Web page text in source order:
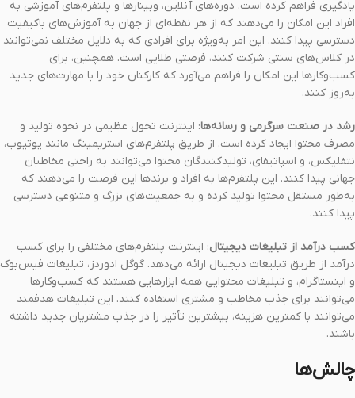
یادگیری فراهم کرده است. دوره‌های آنلاین، وبینارها و پلتفرم‌های آموزشی به
افراد این امکان را می‌دهند که از هر نقطه‌ای از جهان به آموزش‌های باکیفیت
دسترسی پیدا کنند. این امر به‌ویژه برای افرادی که به دلایل مختلف نمی‌توانند
در کلاس‌های سنتی شرکت کنند، فرصتی طلایی است. همچنین، برای
کسب‌وکارها این امکان را فراهم می‌آورد که کارکنان خود را با مهارت‌های جدید
به‌روز کنند.
رشد در صنعت سرگرمی و رسانه‌ها: اینترنت تحول عظیمی در نحوه تولید و
مصرف محتوا ایجاد کرده است. از طریق پلتفرم‌های استریمینگ مانند یوتیوب،
نتفلیکس، و اسپاتیفای، تولیدکنندگان محتوا می‌توانند به راحتی مخاطبان
جهانی پیدا کنند. این پلتفرم‌ها به افراد و برندها این فرصت را می‌دهند که
به‌طور مستقل محتوا تولید کرده و به جمعیت‌های بزرگ و متنوعی دسترسی
پیدا کنند.
کسب درآمد از تبلیغات دیجیتال: اینترنت پلتفرم‌های مختلفی را برای کسب
درآمد از طریق تبلیغات دیجیتال ارائه می‌دهد. گوگل ادوردز، تبلیغات فیس‌بوک
و اینستاگرام، و تبلیغات محتوایی همه ابزارهایی هستند که کسب‌وکارها
می‌توانند برای جذب مخاطب و مشتری استفاده کنند. این تبلیغات هدفمند
می‌توانند با کمترین هزینه، بیشترین تأثیر را در جذب مشتریان جدید داشته
باشند.
چالش‌ها